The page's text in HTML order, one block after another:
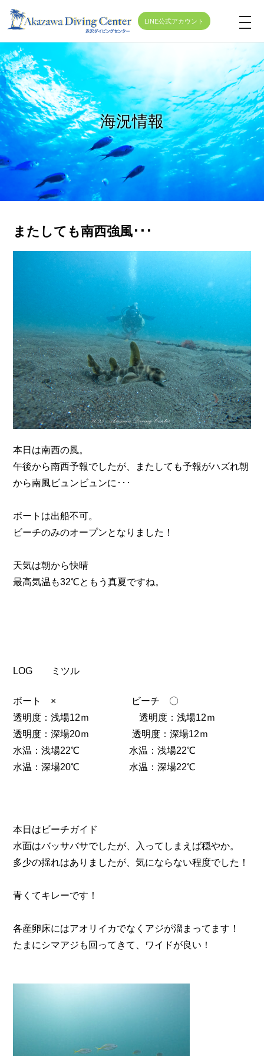
LINE公式アカウント
t
o
g
e
n
a
v
o
海況情報
またしても南西強風･･･
本日は南西の風。
午後から南西予報でしたが、またしても予報がハズれ朝
から南風ビュンビュンに･･･
ボートは出船不可。
ビーチのみのオープンとなりました！
天気は朝から快晴
最高気温も32℃ともう真夏ですね。
LOG ミツル
ボート × ビーチ 〇
透明度：浅場12ｍ 透明度：浅場12ｍ
透明度：深場20ｍ 透明度：深場12ｍ
水温：浅場22℃ 水温：浅場22℃
水温：深場20℃ 水温：深場22℃
本日はビーチガイド
水面はバッサバサでしたが、入ってしまえば穏やか。
多少の揺れはありましたが、気にならない程度でした！
青くてキレーです！
各産卵床にはアオリイカでなくアジが溜まってます！
たまにシマアジも回ってきて、ワイドが良い！